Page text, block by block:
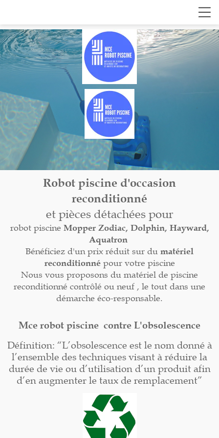
Robot piscine d'occasion
reconditionné
et pièces détachées pour
robot piscine Mopper Zodiac, Dolphin, Hayward,
Aquatron
Bénéficiez d'un prix réduit sur du matériel
reconditionnépour votre piscine
Nous vous proposons du matériel de piscine
reconditionné contrôlé ou neuf , le tout dans une
démarche éco-responsable.
Mce robot piscine contre L'obsolescence
Définition: “L’obsolescence est le nom donné à
l’ensemble des techniques visant à réduire la
durée de vie ou d’utilisation d’un produit afin
d’en augmenter le taux de remplacement”